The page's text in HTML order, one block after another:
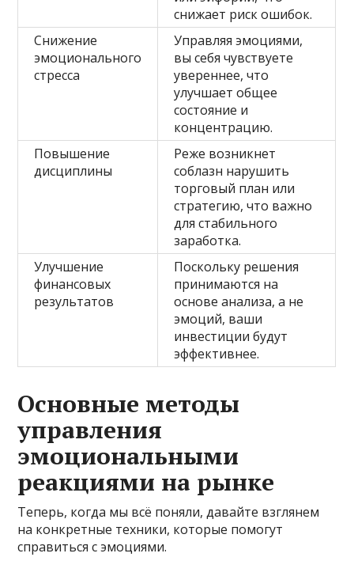
снижает риск ошибок.
Снижение
эмоционального
стресса
Управляя эмоциями,
вы себя чувствуете
увереннее, что
улучшает общее
состояние и
концентрацию.
Повышение
дисциплины
Реже возникнет
соблазн нарушить
торговый план или
стратегию, что важно
для стабильного
заработка.
Улучшение
финансовых
результатов
Поскольку решения
принимаются на
основе анализа, а не
эмоций, ваши
инвестиции будут
эффективнее.
Основные методы
управления
эмоциональными
реакциями на рынке
Теперь, когда мы всё поняли, давайте взглянем
на конкретные техники, которые помогут
справиться с эмоциями.